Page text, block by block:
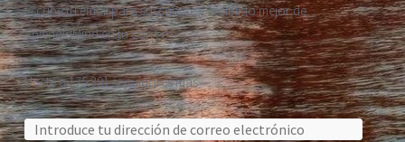
Escribe tu email para suscribirte y recibir lo mejor de
SplendidMind en tu correo.
Únete a 175.391 seguidores más
Dirección de correo electrónico: